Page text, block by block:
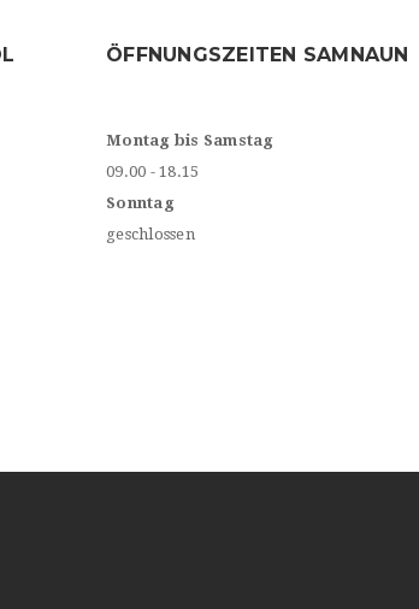
ÖFFNUNGSZEITEN SAMNAUN
Montag bis Samstag
09.00 - 18.15
Sonntag
geschlossen